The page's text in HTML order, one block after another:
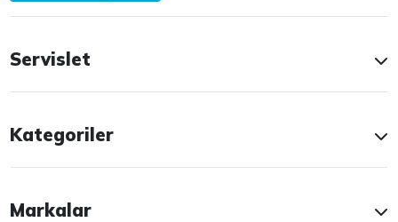
Servislet
Kategoriler
Markalar